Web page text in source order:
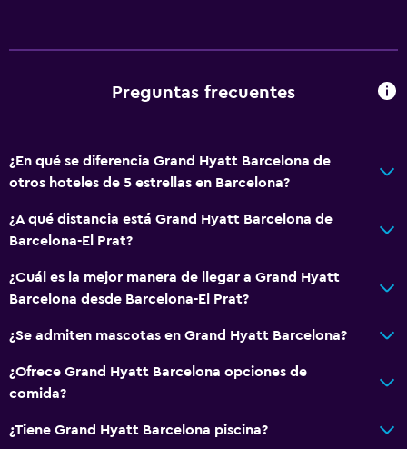
Habitaciones insonorizadas
Alfombrado
Wifi disponible en todas las instalaciones
Extinguidor
Artículos de aseo gratis
Alarma de humo
Preguntas frecuentes
¿En qué se diferencia Grand Hyatt Barcelona de
otros hoteles de 5 estrellas en Barcelona?
¿A qué distancia está Grand Hyatt Barcelona de
Barcelona-El Prat?
¿Cuál es la mejor manera de llegar a Grand Hyatt
Barcelona desde Barcelona-El Prat?
¿Se admiten mascotas en Grand Hyatt Barcelona?
¿Ofrece Grand Hyatt Barcelona opciones de
comida?
¿Tiene Grand Hyatt Barcelona piscina?